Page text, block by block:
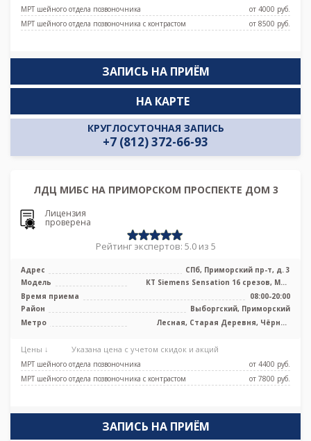
МРТ шейного отдела позвоночника
от 4000 pуб.
МРТ шейного отдела позвоночника с контрастом
от 8500 pуб.
ЗАПИСЬ НА ПРИЁМ
КРУГЛОСУТОЧНАЯ ЗАПИСЬ
+7 (812) 372-66-93
НА КАРТЕ
ЛДЦ МИБС НА ПРИМОРСКОМ ПРОСПЕКТЕ ДОМ 3
Лицензия
проверена
Рейтинг экспертов: 5.0 из 5
Адрес
СПб, Приморский пр-т, д. 3
Модель
КТ Siemens Sensation 16 срезов, МРТ
Siemens Magnetom Avanto 1.5 Тесла
Время приема
08:00-20:00
Район
Выборгский, Приморский
Метро
Лесная, Старая Деревня, Чёрная
Цены ↓ Указана цена с учетом скидок и акций
МРТ шейного отдела позвоночника
от 4400 pуб.
МРТ шейного отдела позвоночника с контрастом
от 7800 pуб.
ЗАПИСЬ НА ПРИЁМ